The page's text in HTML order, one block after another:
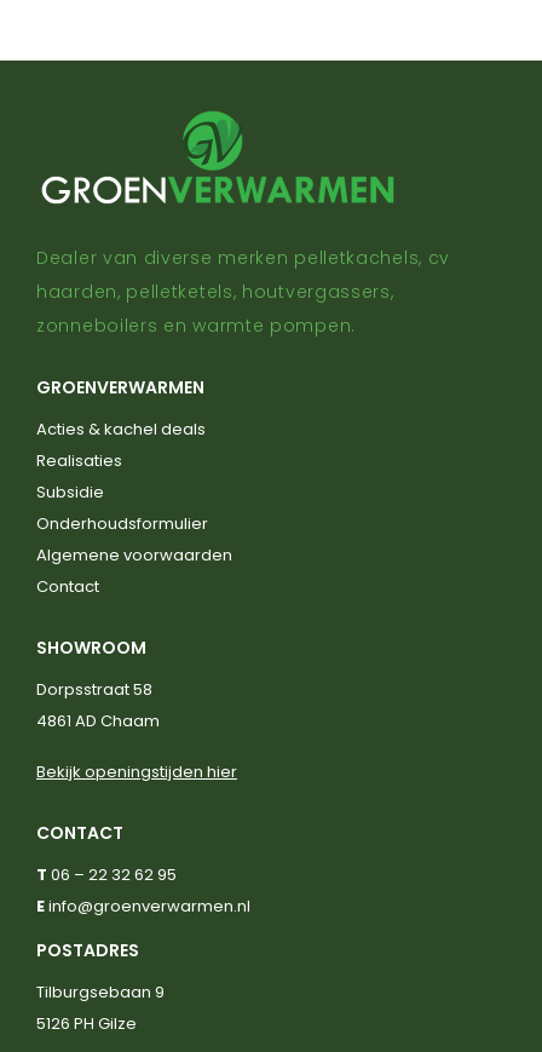
Dealer van diverse merken pelletkachels, cv
haarden, pelletketels, houtvergassers,
zonneboilers en warmte pompen.
GROENVERWARMEN
Acties & kachel deals
Realisaties
Subsidie
Onderhoudsformulier
Algemene voorwaarden
Contact
SHOWROOM
Dorpsstraat 58
4861 AD Chaam
Bekijk openingstijden hier
CONTACT
T 06 – 22 32 62 95
Einfo@groenverwarmen.nl
POSTADRES
Tilburgsebaan 9
5126 PH Gilze